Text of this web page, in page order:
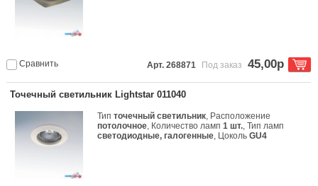
Сравнить Арт. 268871 Под заказ 45,00р
Точечный светильник Lightstar 011040
Типточечный светильник, Расположение
потолочное, Количество ламп1 шт., Тип ламп
светодиодные, галогенные, ЦокольGU4